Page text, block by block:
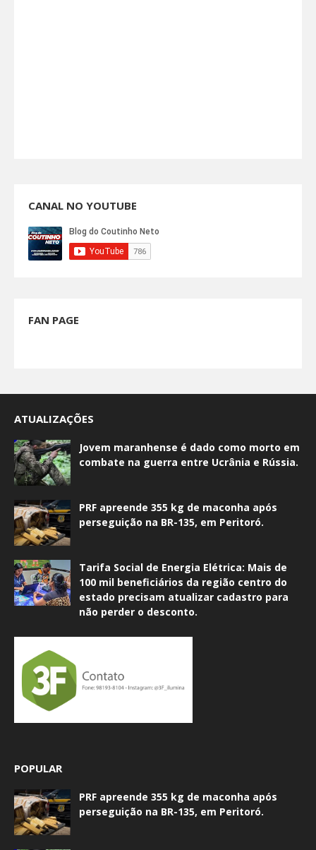
CANAL NO YOUTUBE
FAN PAGE
ATUALIZAÇÕES
Jovem maranhense é dado como morto em
combate na guerra entre Ucrânia e Rússia.
PRF apreende 355 kg de maconha após
perseguição na BR-135, em Peritoró.
Tarifa Social de Energia Elétrica: Mais de
100 mil beneficiários da região centro do
estado precisam atualizar cadastro para
não perder o desconto.
POPULAR
PRF apreende 355 kg de maconha após
perseguição na BR-135, em Peritoró.